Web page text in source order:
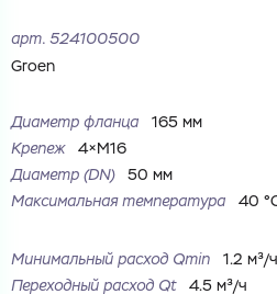
Ваш
арт. 524100500
Groen
Диаметр фланца
165 мм
Крепеж
4×M16
Диаметр (DN)
50 мм
Максимальная температура
40
Минимальный расход Qmin
1.2 м³/ч
Переходный расход Qt
4.5 м³/ч